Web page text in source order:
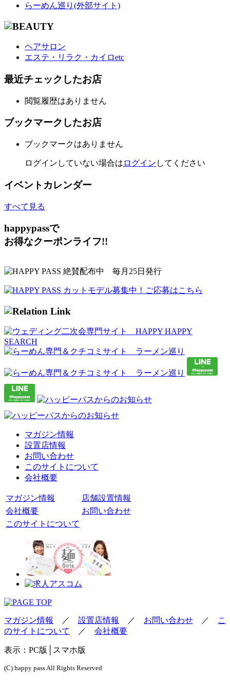
らーめん巡り(外部サイト)
ヘアサロン
エステ・リラク・カイロetc
最近チェックしたお店
閲覧履歴はありません
ブックマークしたお店
ブックマークはありません
ログインしていない場合は ログイン してください
イベントカレンダー
すべて見る
happypassで
お得なクーポンライフ!!
マガジン情報
設置店情報
お問い合わせ
このサイトについて
会社概要
マガジン情報
店舗設置情報
会社概要
お問い合わせ
このサイトについて
マガジン情報 ／ 設置店情報 ／ お問い合わせ ／
こ
のサイトについて
／ 会社概要
表示： PC版 │スマホ版
(C) happy pass All Rights Reserved